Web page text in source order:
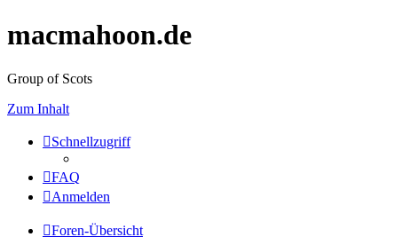
macmahoon.de
Group of Scots
Zum Inhalt
Schnellzugriff
FAQ
Anmelden
Foren-Übersicht